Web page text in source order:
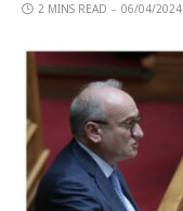
2 MINS READ 06/04/2024